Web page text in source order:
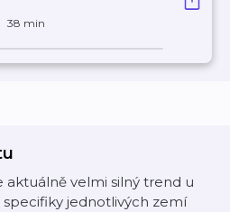
38 min
aktuálně velmi silný trend u
specifiky jednotlivých zemí